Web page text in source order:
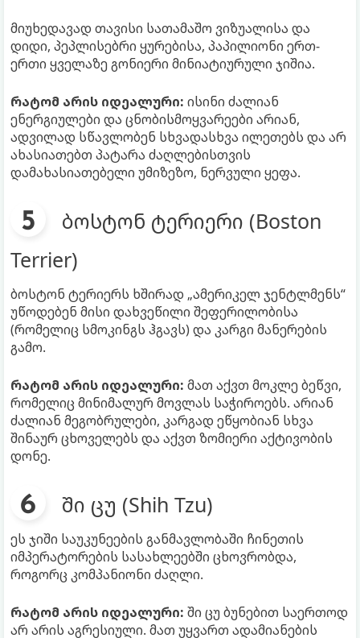
მიუხედავად თავისი სათამაშო ვიზუალისა და
დიდი, პეპლისებრი ყურებისა, პაპილიონი ერთ-
ერთი ყველაზე გონიერი მინიატიურული ჯიშია.
რატომ არის იდეალური: ისინი ძალიან
ენერგიულები და ცნობისმოყვარეები არიან,
ადვილად სწავლობენ სხვადასხვა ილეთებს და არ
ახასიათებთ პატარა ძაღლებისთვის
დამახასიათებელი უმიზეზო, ნერვული ყეფა.
ბოსტონ ტერიერი (Boston
Terrier)
ბოსტონ ტერიერს ხშირად „ამერიკელ ჯენტლმენს“
უწოდებენ მისი დახვეწილი შეფერილობისა
(რომელიც სმოკინგს ჰგავს) და კარგი მანერების
გამო.
რატომ არის იდეალური: მათ აქვთ მოკლე ბეწვი,
რომელიც მინიმალურ მოვლას საჭიროებს. არიან
ძალიან მეგობრულები, კარგად ეწყობიან სხვა
შინაურ ცხოველებს და აქვთ ზომიერი აქტივობის
დონე.
ში ცუ (Shih Tzu)
ეს ჯიში საუკუნეების განმავლობაში ჩინეთის
იმპერატორების სასახლეებში ცხოვრობდა,
როგორც კომპანიონი ძაღლი.
რატომ არის იდეალური: ში ცუ ბუნებით საერთოდ
არ არის აგრესიული. მათ უყვართ ადამიანების